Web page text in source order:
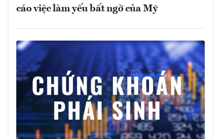
cáo việc làm yếu bất ngờ của Mỹ